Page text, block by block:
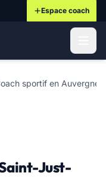
Espace coach
sportif en Auvergne-
Just-